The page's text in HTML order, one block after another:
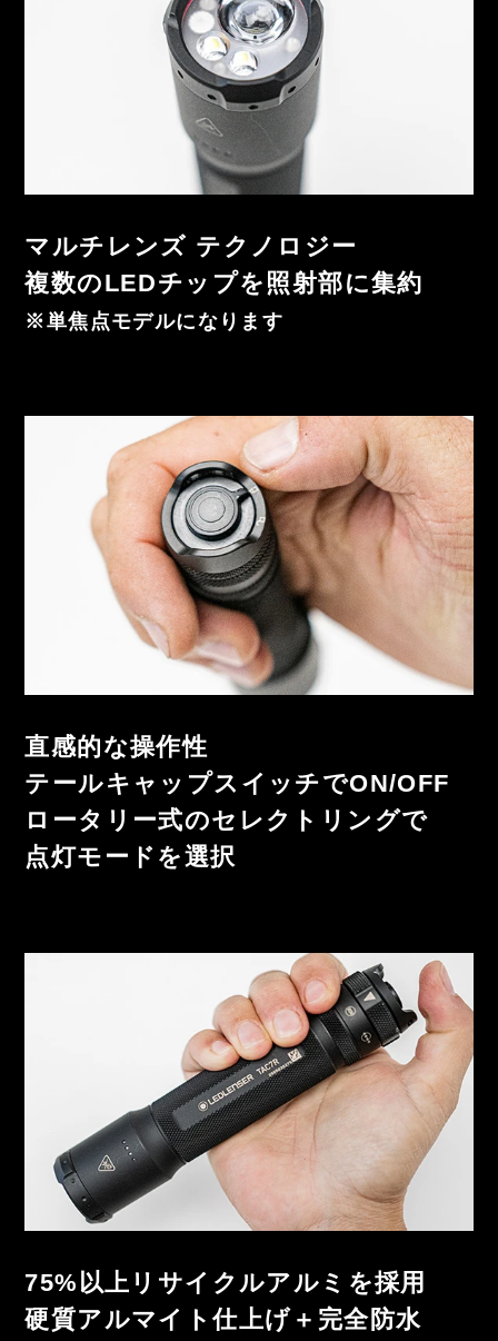
マルチレンズ テクノロジー
複数のLEDチップを照射部に集約
※単焦点モデルになります
直感的な操作性
テールキャップスイッチでON/OFF
ロータリー式のセレクトリングで
点灯モードを選択
75%以上リサイクルアルミを採用
硬質アルマイト仕上げ＋完全防水